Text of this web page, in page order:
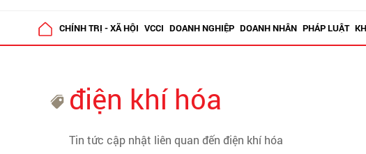
CHÍNH TRỊ - XÃ HỘI VCCI DOANH NGHIỆP DOANH NHÂN PHÁP LUẬT
điện khí hóa
Tin tức cập nhật liên quan đến điện khí hóa